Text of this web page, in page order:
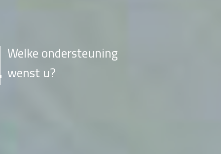
Welke ondersteuning
wenst u?